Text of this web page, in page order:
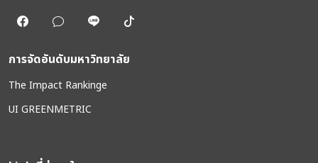
การจัดอันดับมหาวิทยาลัย
The Impact Rankinge
UI GREENMETRIC